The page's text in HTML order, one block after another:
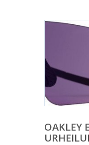
OAKLEY